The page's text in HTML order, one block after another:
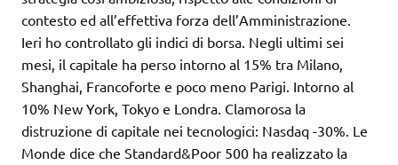
contesto ed all’effettiva forza dell’Amministrazione.
Ieri ho controllato gli indici di borsa. Negli ultimi sei
mesi, il capitale ha perso intorno al 15% tra Milano,
Shanghai, Francoforte e poco meno Parigi. Intorno al
10% New York, Tokyo e Londra. Clamorosa la
distruzione di capitale nei tecnologici: Nasdaq -30%. Le
Monde dice che Standard&Poor 500 ha realizzato la